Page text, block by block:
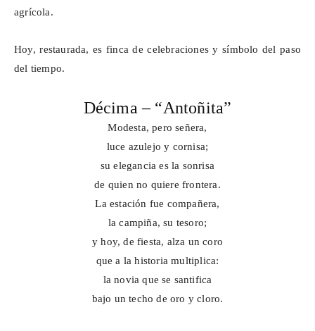
agrícola.
Hoy, restaurada, es finca de celebraciones y símbolo del paso
del tiempo.
Décima – “Antoñita”
Modesta, pero señera,
luce azulejo y cornisa;
su elegancia es la sonrisa
de quien no quiere frontera.
La estación fue compañera,
la campiña, su tesoro;
y hoy, de fiesta, alza un coro
que a la historia multiplica:
la novia que se santifica
bajo un techo de oro y cloro.